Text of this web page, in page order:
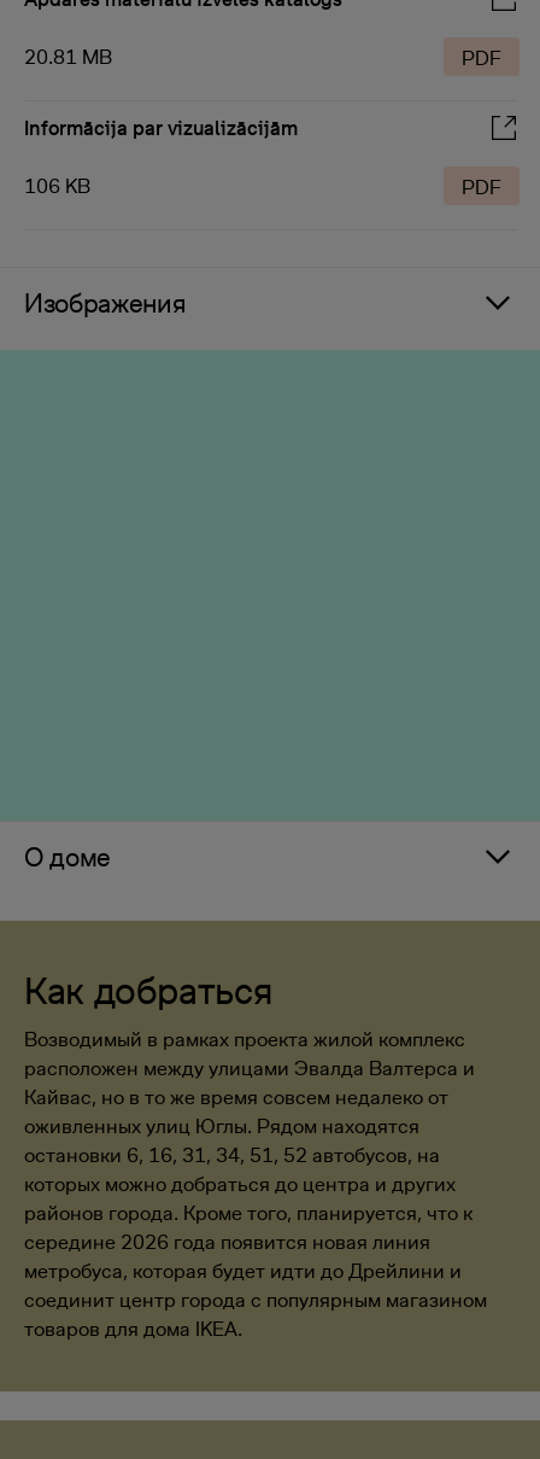
20.81 MB PDF
Informācija par vizualizācijām
106 KB PDF
Изображения
О доме
Как добраться
Возводимый в рамках проекта жилой комплекс
расположен между улицами Эвалда Валтерса и
Кайвас, но в то же время совсем недалеко от
оживленных улиц Юглы. Рядом находятся
остановки 6, 16, 31, 34, 51, 52 автобусов, на
которых можно добраться до центра и других
районов города. Кроме того, планируется, что к
середине 2026 года появится новая линия
метробуса, которая будет идти до Дрейлини и
соединит центр города с популярным магазином
товаров для дома IKEA.